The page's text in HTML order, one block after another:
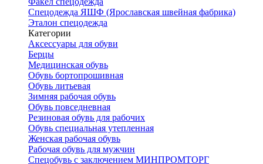
Спецодежда ЯШФ (Ярославская швейная фабрика)
Эталон спецодежда
Категории
Аксессуары для обуви
Берцы
Медицинская обувь
Обувь бортопрошивная
Обувь литьевая
Зимняя рабочая обувь
Обувь повседневная
Резиновая обувь для рабочих
Обувь специальная утепленная
Женская рабочая обувь
Рабочая обувь для мужчин
Спецобувь с заключением МИНПРОМТОРГ